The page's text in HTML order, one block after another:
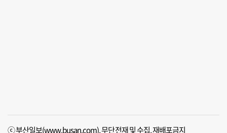
ⓒ 부산일보(www.busan.com), 무단전재 및 수집, 재배포금지